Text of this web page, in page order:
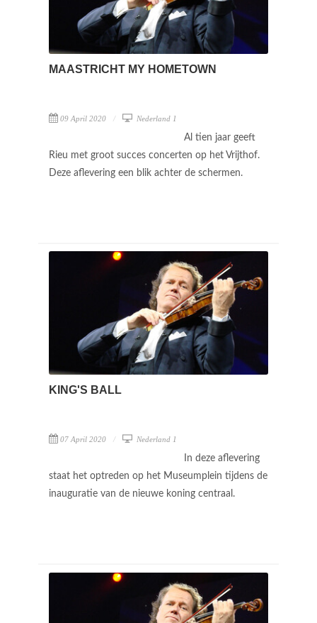
MAASTRICHT MY HOMETOWN
09 April 2020 Nederland 1
Al tien jaar geeft
Rieu met groot succes concerten op het Vrijthof.
Deze aflevering een blik achter de schermen.
KING'S BALL
07 April 2020 Nederland 1
In deze aflevering
staat het optreden op het Museumplein tijdens de
inauguratie van de nieuwe koning centraal.